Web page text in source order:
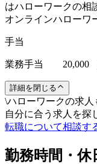
はハローワーク
オンラインハローワ
手当
業務手当 20,000
詳細を閉じる
\ハローワークの求人
自分に合う求人を探
転職について相談す
勤務時間・休